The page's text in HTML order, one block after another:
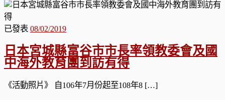
已發表 08/02/2019
日本宮城縣富谷市市長率領教委會及國
中海外教育團到訪有得
《活動照片》 自106年7月份起至108年8 […]